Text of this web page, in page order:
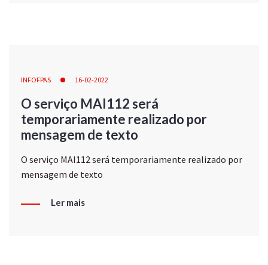
INFOFPAS 16-02-2022
O serviço MAI112 será
temporariamente realizado por
mensagem de texto
O serviço MAI112 será temporariamente realizado por
mensagem de texto
Ler mais